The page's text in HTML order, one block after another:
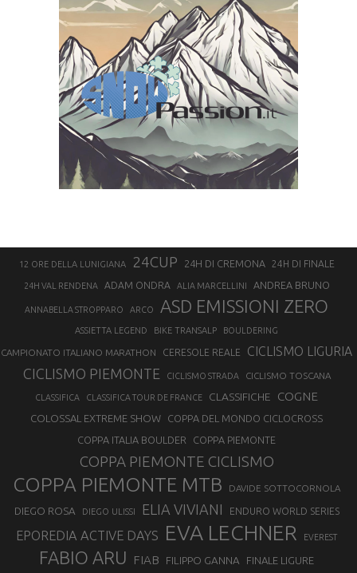
12 ORE DELLA LUNIGIANA 24CUP 24H DI CREMONA 24H DI FINALE
24H VAL RENDENA ADAM ONDRA ALIA MARCELLINI ANDREA BRUNO
ANNABELLA STROPPARO ARCO ASD EMISSIONI ZERO
ASSIETTA LEGEND BIKE TRANSALP BOULDERING
CAMPIONATO ITALIANO MARATHON CERESOLE REALE CICLISMO LIGURIA
CICLISMO PIEMONTE CICLISMO STRADA CICLISMO TOSCANA
CLASSIFICA CLASSIFICA TOUR DE FRANCE CLASSIFICHE COGNE
COLOSSAL EXTREME SHOW
COPPA DEL MONDO CICLOCROSS
COPPA ITALIA BOULDER
COPPA PIEMONTE
COPPA PIEMONTE CICLISMO
COPPA PIEMONTE MTB DAVIDE SOTTOCORNOLA
DIEGO ROSA DIEGO ULISSI ELIA VIVIANI ENDURO WORLD SERIES
EPOREDIA ACTIVE DAYS EVA LECHNER EVEREST
FABIO ARU FIAB FILIPPO GANNA FINALE LIGURE